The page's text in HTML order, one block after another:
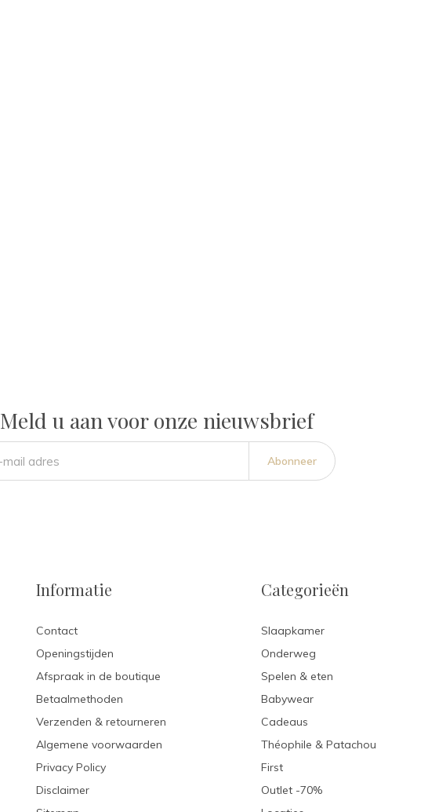
Meld u aan voor onze nieuwsbrief
Abonneer
Informatie
Contact
Openingstijden
Afspraak in de boutique
Betaalmethoden
Verzenden & retourneren
Algemene voorwaarden
Privacy Policy
Disclaimer
Categorieën
Slaapkamer
Onderweg
Spelen & eten
Babywear
Cadeaus
Théophile & Patachou
First
Outlet -70%